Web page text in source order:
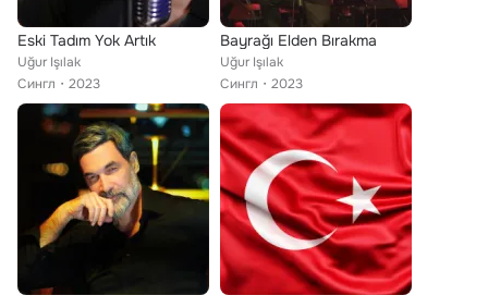
Eski Tadım Yok Artık
Uğur Işılak
Сингл
2023
Bayrağı Elden Bırakma
Uğur Işılak
Сингл
2023